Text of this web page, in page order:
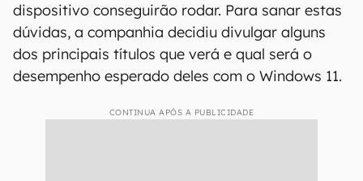
dispositivo conseguirão rodar. Para sanar estas
dúvidas, a companhia decidiu divulgar alguns
dos principais títulos que verá e qual será o
desempenho esperado deles com o Windows 11.
CONTINUA APÓS A PUBLICIDADE